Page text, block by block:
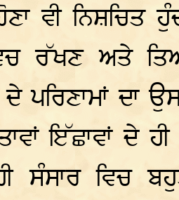
ਵੀ
ਰੱਖਣ ਅਤੇ
ਪਰਿਣਾਮਾਂ ਦਾ
ਇੱਛਾਵਾਂ ਦੇ
ਸੰਸਾਰ ਵਿਚ